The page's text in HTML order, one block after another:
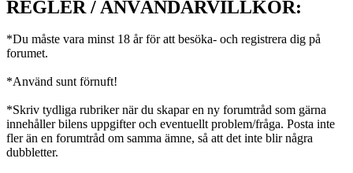
REGLER / ANVÄNDARVILLKOR:
*Du måste vara minst 18 år för att besöka- och registrera dig på
forumet.
*Använd sunt förnuft!
*Skriv tydliga rubriker när du skapar en ny forumtråd som gärna
innehåller bilens uppgifter och eventuellt problem/fråga. Posta inte
fler än en forumtråd om samma ämne, så att det inte blir några
dubbletter.